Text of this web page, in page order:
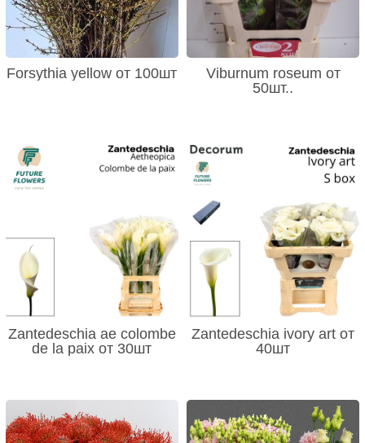
Forsythia yellow от 100шт
Viburnum roseum от
50шт..
Zantedeschia ae colombe
de la paix от 30шт
Zantedeschia ivory art от
40шт